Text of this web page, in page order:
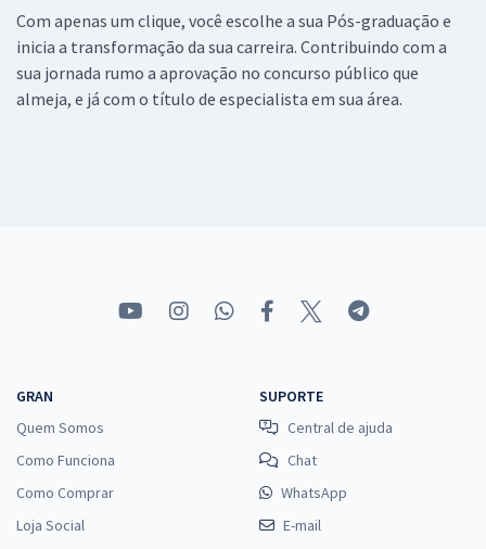
Com apenas um clique, você escolhe a sua Pós-graduação e
inicia a transformação da sua carreira. Contribuindo com a
sua jornada rumo a aprovação no concurso público que
almeja, e já com o título de especialista em sua área.
GRAN
Quem Somos
Como Funciona
Como Comprar
Loja Social
SUPORTE
Central de ajuda
Chat
WhatsApp
E-mail